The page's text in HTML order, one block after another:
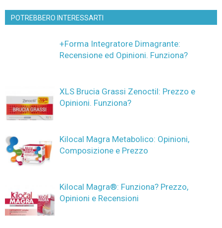
POTREBBERO INTERESSARTI
+Forma Integratore Dimagrante:
Recensione ed Opinioni. Funziona?
XLS Brucia Grassi Zenoctil: Prezzo e
Opinioni. Funziona?
Kilocal Magra Metabolico: Opinioni,
Composizione e Prezzo
Kilocal Magra®: Funziona? Prezzo,
Opinioni e Recensioni